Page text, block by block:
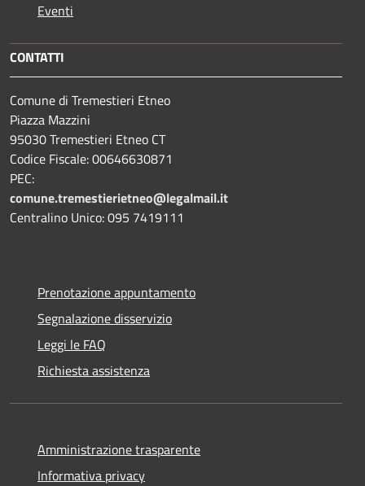
Eventi
CONTATTI
Comune di Tremestieri Etneo
Piazza Mazzini
95030 Tremestieri Etneo CT
Codice Fiscale: 00646630871
PEC:
comune.tremestierietneo@legalmail.it
Centralino Unico: 095 7419111
Prenotazione appuntamento
Segnalazione disservizio
Leggi le FAQ
Richiesta assistenza
Amministrazione trasparente
Informativa privacy